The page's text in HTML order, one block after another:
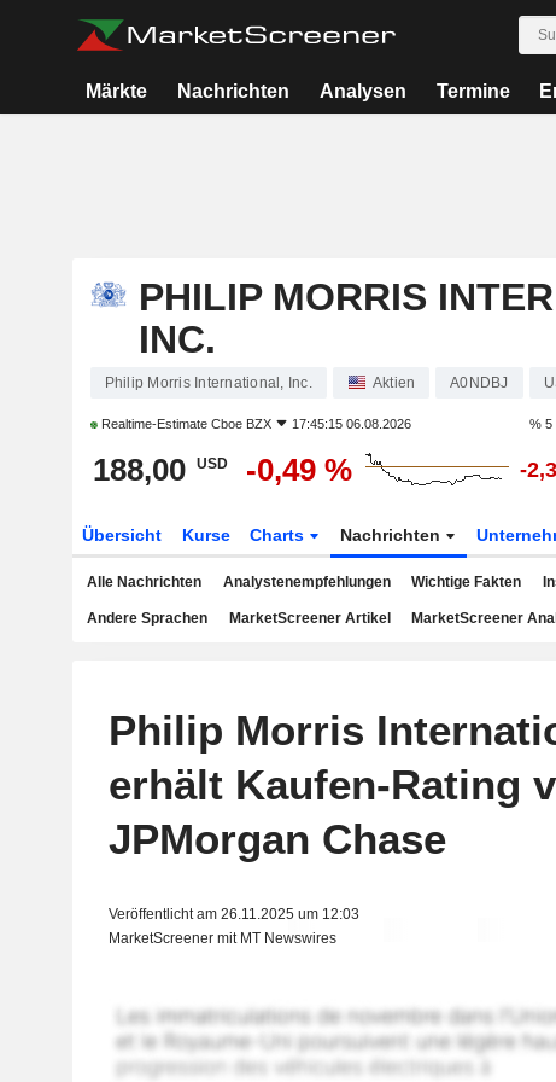
Märkte Nachrichten Analysen Termine
PHILIP MORRIS
INC.
Philip Morris International, Inc. Aktien A0NDBJ
Realtime-Estimate Cboe BZX 17:45:15 06.08.2026 % 5
188,00 USD -0,49 % -
Übersicht Kurse Charts Nachrichten
Alle Nachrichten Analystenempfehlungen Wichtige Fakten
Andere Sprachen MarketScreener Artikel MarketScreener
Philip Morris
erhält Kaufen-Rating
JPMorgan Chase
Veröffentlicht am 26.11.2025 um 12:03
MarketScreener mit MT Newswires